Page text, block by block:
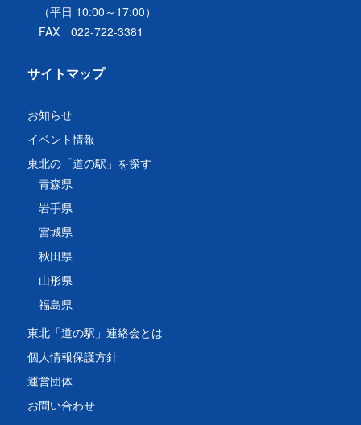
（平日 10:00～17:00）
FAX 022-722-3381
サイトマップ
お知らせ
イベント情報
東北の「道の駅」を探す
青森県
岩手県
宮城県
秋田県
山形県
福島県
東北「道の駅」連絡会とは
個人情報保護方針
運営団体
お問い合わせ